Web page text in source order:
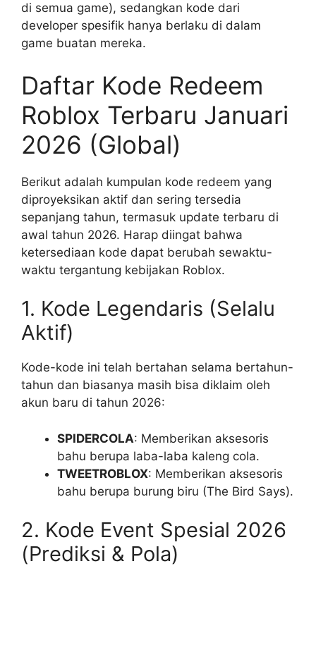
di semua game), sedangkan kode dari
developer spesifik hanya berlaku di dalam
game buatan mereka.
Daftar Kode Redeem
Roblox Terbaru Januari
2026 (Global)
Berikut adalah kumpulan kode redeem yang
diproyeksikan aktif dan sering tersedia
sepanjang tahun, termasuk update terbaru di
awal tahun 2026. Harap diingat bahwa
ketersediaan kode dapat berubah sewaktu-
waktu tergantung kebijakan Roblox.
1. Kode Legendaris (Selalu
Aktif)
Kode-kode ini telah bertahan selama bertahun-
tahun dan biasanya masih bisa diklaim oleh
akun baru di tahun 2026:
SPIDERCOLA: Memberikan aksesoris
bahu berupa laba-laba kaleng cola.
TWEETROBLOX: Memberikan aksesoris
bahu berupa burung biru (The Bird Says).
2. Kode Event Spesial 2026
(Prediksi & Pola)